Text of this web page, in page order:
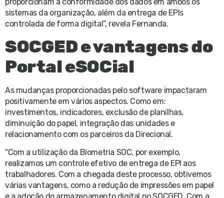
sistemas da organização, além da entrega de EPIs
controlada de forma digital”, revela Fernanda.
SOCGED e vantagens do
Portal eSOCial
As mudanças proporcionadas pelo software impactaram
positivamente em vários aspectos. Como em:
investimentos, indicadores, exclusão de planilhas,
diminuição do papel, integração das unidades e
relacionamento com os parceiros da Direcional.
“Com a utilização da Biometria SOC, por exemplo,
realizamos um controle efetivo de entrega de EPI aos
trabalhadores. Com a chegada deste processo, obtivemos
várias vantagens, como a redução de impressões em papel